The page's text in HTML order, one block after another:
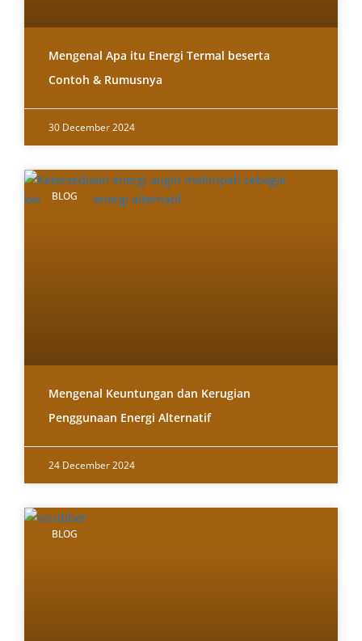
Mengenal Apa itu Energi Termal beserta
Contoh & Rumusnya
30 December 2024
BLOG
Mengenal Keuntungan dan Kerugian
Penggunaan Energi Alternatif
24 December 2024
BLOG